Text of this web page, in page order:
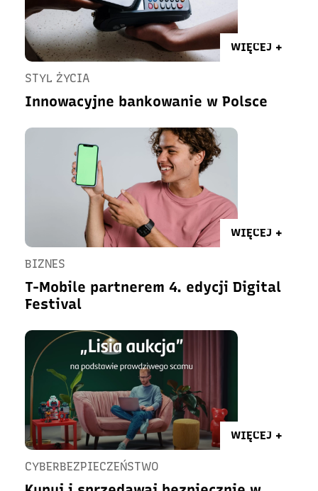
WIĘCEJ +
STYL ŻYCIA
Innowacyjne bankowanie w Polsce
WIĘCEJ +
BIZNES
T-Mobile partnerem 4. edycji Digital
Festival
WIĘCEJ +
CYBERBEZPIECZEŃSTWO